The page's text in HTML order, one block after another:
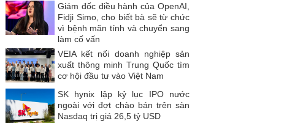
Giám đốc điều hành của OpenAI,
Fidji Simo, cho biết bà sẽ từ chức
vì bệnh mãn tính và chuyển sang
làm cố vấn
VEIA kết nối doanh nghiệp sản
xuất thông minh Trung Quốc tìm
cơ hội đầu tư vào Việt Nam
SK hynix lập kỷ lục IPO nước
ngoài với đợt chào bán trên sàn
Nasdaq trị giá 26,5 tỷ USD